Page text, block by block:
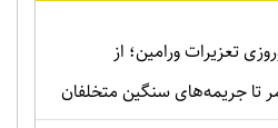
تعزیرات ورامین؛ از
جریمه‌های سنگین متخلفان